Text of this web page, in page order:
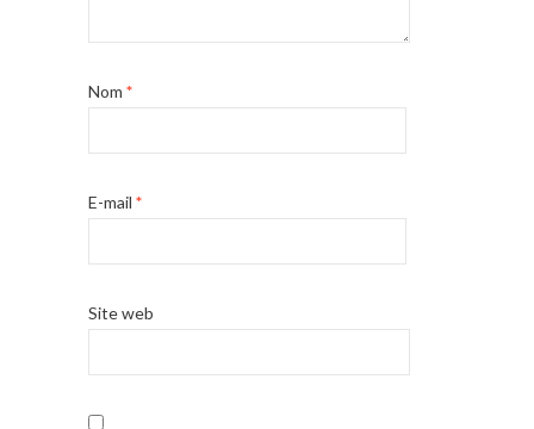
Nom *
E-mail *
Site web